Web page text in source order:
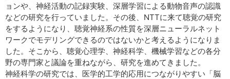
ョンや、神経活動の記録実験、深層学習による動物音声の認識
などの研究を行っていました。その後、NTTに来て聴覚の研究
をするようになり、聴覚神経系の性質を深層ニューラルネット
ワークでモデリングできるのではないかと考えるようになりま
した。そこから、聴覚心理学、神経科学、機械学習などの各分
野の専門家と議論を重ねながら、研究を進めてきました。
神経科学の研究では、医学的工学的応用につながりやすい「脳